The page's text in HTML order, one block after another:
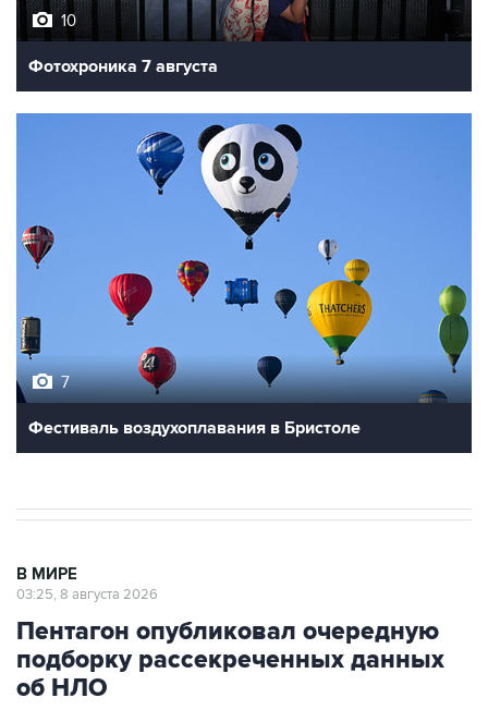
10
Фотохроника 7 августа
7
Фестиваль воздухоплавания в Бристоле
В МИРЕ
03:25, 8 августа 2026
Пентагон опубликовал очередную
подборку рассекреченных данных
об НЛО